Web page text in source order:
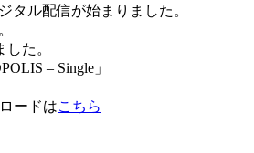
タル配信が始まりました。
た。
– Single」
ードはこちら